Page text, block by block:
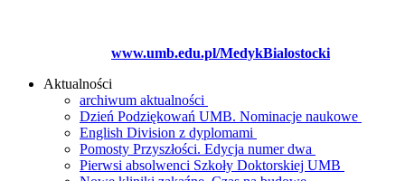
www.umb.edu.pl/MedykBialostocki
Aktualności
archiwum aktualności
Dzień Podziękowań UMB. Nominacje naukowe
English Division z dyplomami
Pomosty Przyszłości. Edycja numer dwa
Pierwsi absolwenci Szkoły Doktorskiej UMB